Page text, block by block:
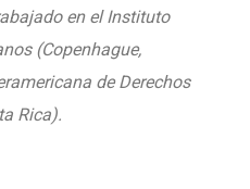
en el Instituto
(Copenhague,
de Derechos
Rica).